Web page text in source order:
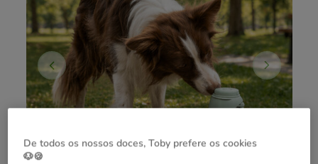
De todos os nossos doces, Toby prefere os cookies
🐶🍪